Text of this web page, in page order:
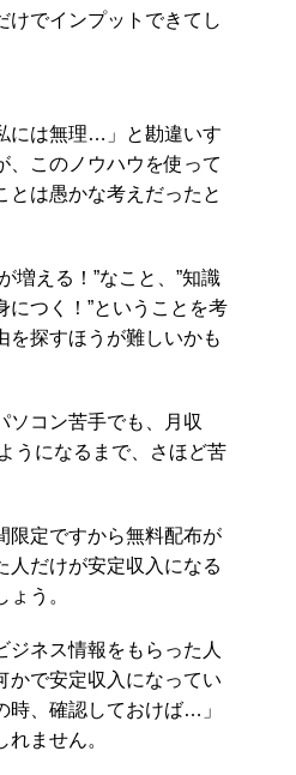
けでインプットできてし
には無理…」と勘違いす
、このノウハウを使って
とは愚かな考えだったと
増える！”なこと、”知識
につく！”ということを考
を探すほうが難しいかも
ソコン苦手でも、月収
うになるまで、さほど苦
限定ですから無料配布が
人だけが安定収入になる
う。
ジネス情報をもらった人
かで安定収入になってい
時、確認しておけば…」
ません。